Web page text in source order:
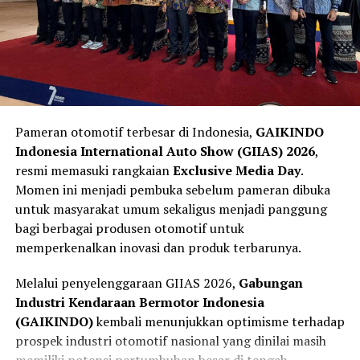
Menurutnya, tampil di kandang sendiri memang
memberikan keuntungan berupa pemahaman karakter
cuaca tropis yang sudah sangat dikenal oleh pembalap
nasional.
Namun, keuntungan tersebut tidak otomatis menjamin
hasil maksimal. Persaingan tetap ditentukan oleh
kesiapan motor, strategi tim, konsistensi pembalap,
serta kemampuan beradaptasi terhadap perubahan
Selain itu, para pembalap luar negeri kini juga telah
beberapa kali tampil di Mandalika sehingga tingkat
adaptasi mereka terhadap karakter sirkuit semakin baik.
Jika sistem mendeteksi risiko benturan yang tinggi,
maka tahapActakan bekerja melalui teknologi
Integrated Power Brake. Sistem ini membantu
memberikan tekanan pengereman secara otomatis
sebagai bentuk asistensi kepada pengemudi. Teknologi
tersebut tidak mengambil alih kendali kendaraan,
dampak kecelakaan dapat diminimalkan.
Keselamatan Aktif Menjadi Standar
Kendaraan Masa Depan
Pameran otomotif terbesar di Indonesia, GAIKINDO
Indonesia International Auto Show (GIIAS) 2026,
resmi memasuki rangkaianExclusive Media Day.
Momen ini menjadi pembuka sebelum pameran dibuka
untuk masyarakat umum sekaligus menjadi panggung
bagi berbagai produsen otomotif untuk
memperkenalkan inovasi dan produk terbarunya.
Melalui penyelenggaraan GIIAS 2026, Gabungan
Industri Kendaraan Bermotor Indonesia
(GAIKINDO)kembali menunjukkan optimisme terhadap
prospek industri otomotif nasional yang dinilai masih